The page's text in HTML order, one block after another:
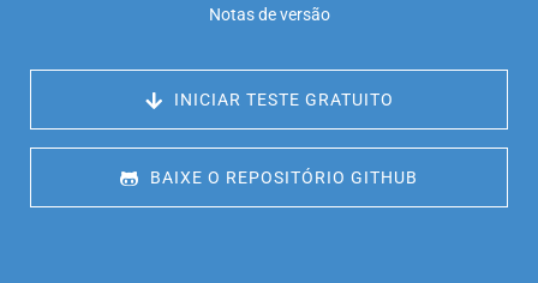
Notas de versão
INICIAR TESTE GRATUITO
BAIXE O REPOSITÓRIO GITHUB